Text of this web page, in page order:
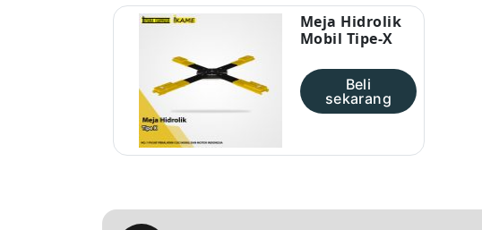
Meja Hidrolik
Mobil Tipe-X
Beli
sekarang